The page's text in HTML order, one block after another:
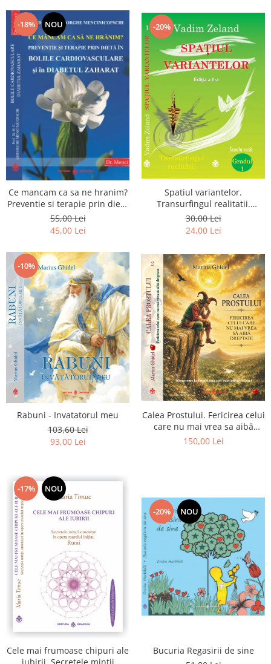
-18% NOU
Ce mancam ca sa ne hranim?
Preventie si terapie prin dieta
in bolile cardiovasculare si in
diabetul zaharat
55,00 Lei
45,00 Lei
-20%
Spatiul variantelor.
Transurfingul realitatii.
Gradul 1. Cum sa ne
dezvoltam intuitia si sa ne
alegem soarta
30,00 Lei
24,00 Lei
-10%
Rabuni - Invatatorul meu
103,60 Lei
93,00 Lei
Calea Prostului. Fericirea celui
care nu mai vrea sa aibă
dreptate - Intoarcerea la
150,00 Lei
-17% NOU
Cele mai frumoase chipuri ale
-20% NOU
Bucuria Regasirii de sine